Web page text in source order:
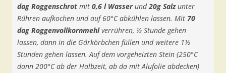
dag Roggenschrot mit 0,6 l Wasserund20g Salzunter
Rühren aufkochen und auf 60°C abkühlen lassen. Mit 70
dag Roggenvollkornmehlverrühren, ½ Stunde gehen
lassen, dann in die Gärkörbchen füllen und weitere 1½
Stunden gehen lassen. Auf dem vorgeheizten Stein (250°C
dann 200°C ab der Halbzeit, ab da mit Alufolie abdecken)